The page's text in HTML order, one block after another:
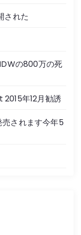
された
の800万の死
年12月勧誘
されます今年5